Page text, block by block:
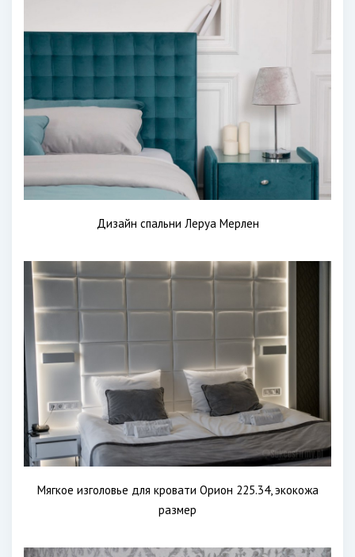
Дизайн спальни Леруа Мерлен
Мягкое изголовье для кровати Орион 225.34, экокожа
размер